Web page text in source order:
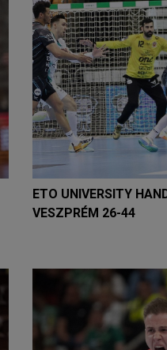
ETO UNIVERSITY
VESZPRÉM 26-44